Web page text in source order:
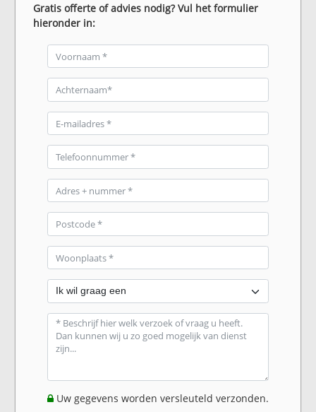
Gratis offerte of advies nodig? Vul het formulier
hieronder in:
Uw gegevens worden versleuteld verzonden.